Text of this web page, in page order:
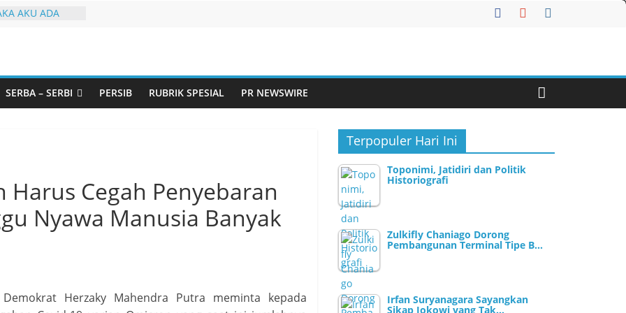
AKU ADA
Gandeng
Seminar
Lewat
2026
SERBA – SERBI PERSIB RUBRIK SPESIAL PR NEWSWIRE
Cegah Penyebaran
Nyawa Manusia Banyak
Herzaky Mahendra Putra meminta kepada
Terpopuler Hari Ini
Toponimi, Jatidiri dan Politik
Historiografi
Zulkifly Chaniago Dorong
Pembangunan Terminal Tipe B…
Irfan Suryanagara Sayangkan
Sikap Jokowi yang Tak…